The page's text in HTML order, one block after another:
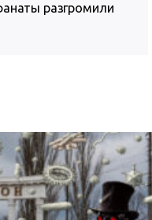
разгромили